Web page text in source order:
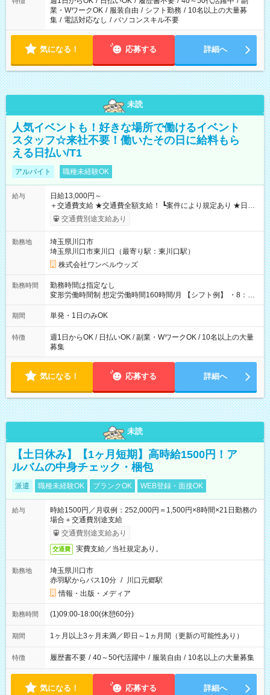
業・WワークOK / 服装自由 / シフト勤務 / 10名以上の大量募
集 / 電話対応なし / パソコンスキル不要
気になる！ 応募する 詳細へ
未読
人気イベントも！好きな場所で働けるイベント
スタッフ☆来社不要！働いたその日に給料もら
える日払い/T1
アルバイト 職種未経験OK
給与
日給13,000円～
＋交通費支給 ★交通費全額支給！ ┗案件により規定あり ★日払
いOK！（規定あり） ┗働いたその日に現金GET♪ お仕事後はコ
ンビニATMから 日払い分を引き落とせます！ 【試用期間】試
交通費別途支給あり
勤務地
埼玉県川口市
埼玉県川口市東川口（最寄り駅：東川口駅）
株式会社ワンベルウッズ
勤務時間
勤務時間は指定なし
変形労働時間制 想定労働時間160時間/月 【シフト例】 ・8：00
～21：00
期間 単発・1日のみOK
特徴
週1日からOK / 日払いOK / 副業・WワークOK / 10名以上の大量
募集
気になる！ 応募する 詳細へ
未読
【土日休み】【1ヶ月短期】高時給1500円！ア
ルバムの中身チェック・梱包
派遣 職種未経験OK ブランクOK WEB登録・面接OK
給与
時給1500円／月収例：252,000円＝1,500円×8時間×21日勤務の
場合＋交通費別途支給
交通費別途支給あり
交通費 実費支給／当社規定あり。
勤務地
埼玉県川口市
赤羽駅からバス10分 / 川口元郷駅
情報・出版・メディア
勤務時間 (1)09:00-18:00(休憩60分)
期間 1ヶ月以上3ヶ月未満／即日～1ヵ月間（更新の可能性あり）
特徴 履歴書不要 / 40～50代活躍中 / 服装自由 / 10名以上の大量募集
気になる！ 応募する 詳細へ